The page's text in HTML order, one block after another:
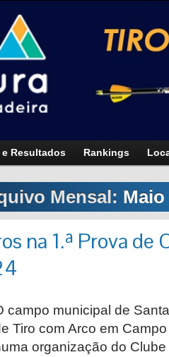
e Resultados Rankings
Mensal: Maio
na 1.ª Prova de
campo municipal de
Tiro com Arco em
organização do